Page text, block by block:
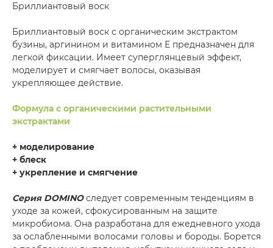
Бриллиантовый воск
Бриллиантовый воск с органическим экстрактом
бузины, аргинином и витамином Е предназначен для
легкой фиксации. Имеет суперглянцевый эффект,
моделирует и смягчает волосы, оказывая
укрепляющее действие.
Формула с органическими растительными
экстрактами
+ моделирование
+ блеск
+ укрепление и смягчение
Серия DOMINO следует современным тенденциям в
уходе за кожей, сфокусированным на защите
микробиома. Она разработана для ежедневного ухода
за ослабленными волосами головы и бороды. Борется